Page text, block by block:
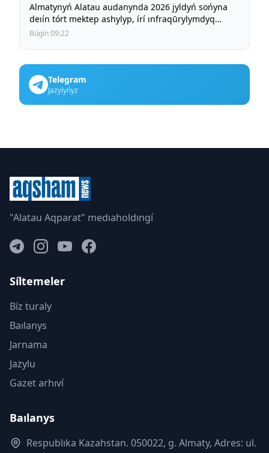
Almatynyń Alatau audanynda 2026 jyldyń sońyna
deıín tórt mektep ashylyp, írí ınfraqūrylymdyq
jobalar ayaqtalady
Búgín 09:22
Telegram
Jazylyńyz
"Alatau Aqparat" medıaholdıngí
Síltemeler
Bíz turaly
Baılanys
Jarnama
Jazylu
Gazet arhıví
Baılanys
Respublıka Kazahstan. 050022, g. Almaty, Adres: ul.